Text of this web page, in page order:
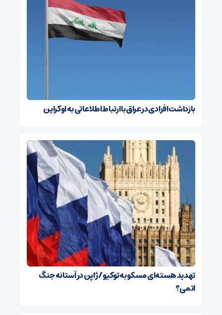
بازداشت افرادی در عراق با ارتباط اطلاعاتی به اوکراین
تهدید هسته‌ای مسکو به توکیو / ژاپن در آستانه جنگ
اتمی؟